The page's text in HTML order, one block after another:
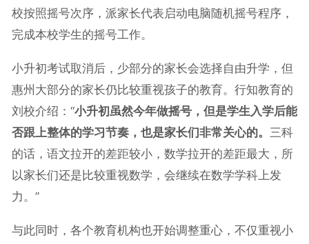
校按照摇号次序，派家长代表启动电脑随机摇号程序，
完成本校学生的摇号工作。
小升初考试取消后，少部分的家长会选择自由升学，但
惠州大部分的家长仍比较重视孩子的教育。行知教育的
刘校介绍：“小升初虽然今年做摇号，但是学生入学后能
否跟上整体的学习节奏，也是家长们非常关心的。 三科
的话，语文拉开的差距较小，数学拉开的差距最大，所
以家长们还是比较重视数学，会继续在数学学科上发
力。”
与此同时，各个教育机构也开始调整重心，不仅重视小